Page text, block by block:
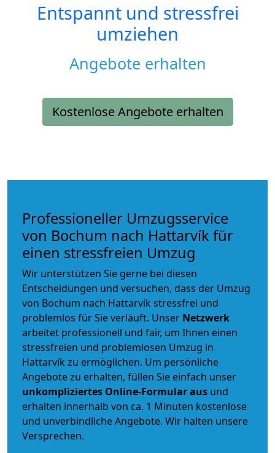
Entspannt und stressfrei
umziehen
Angebote erhalten
Kostenlose Angebote erhalten
Professioneller Umzugsservice
von Bochum nach Hattarvík für
einen stressfreien Umzug
Wir unterstützen Sie gerne bei diesen
Entscheidungen und versuchen, dass der Umzug
von Bochum nach Hattarvík stressfrei und
problemlos für Sie verläuft. Unser Netzwerk
arbeitet professionell und fair, um Ihnen einen
stressfreien und problemlosen Umzug in
Hattarvík zu ermöglichen. Um persönliche
Angebote zu erhalten, füllen Sie einfach unser
unkompliziertes Online-Formular aus und
erhalten innerhalb von ca. 1 Minuten kostenlose
und unverbindliche Angebote. Wir halten unsere
Versprechen.